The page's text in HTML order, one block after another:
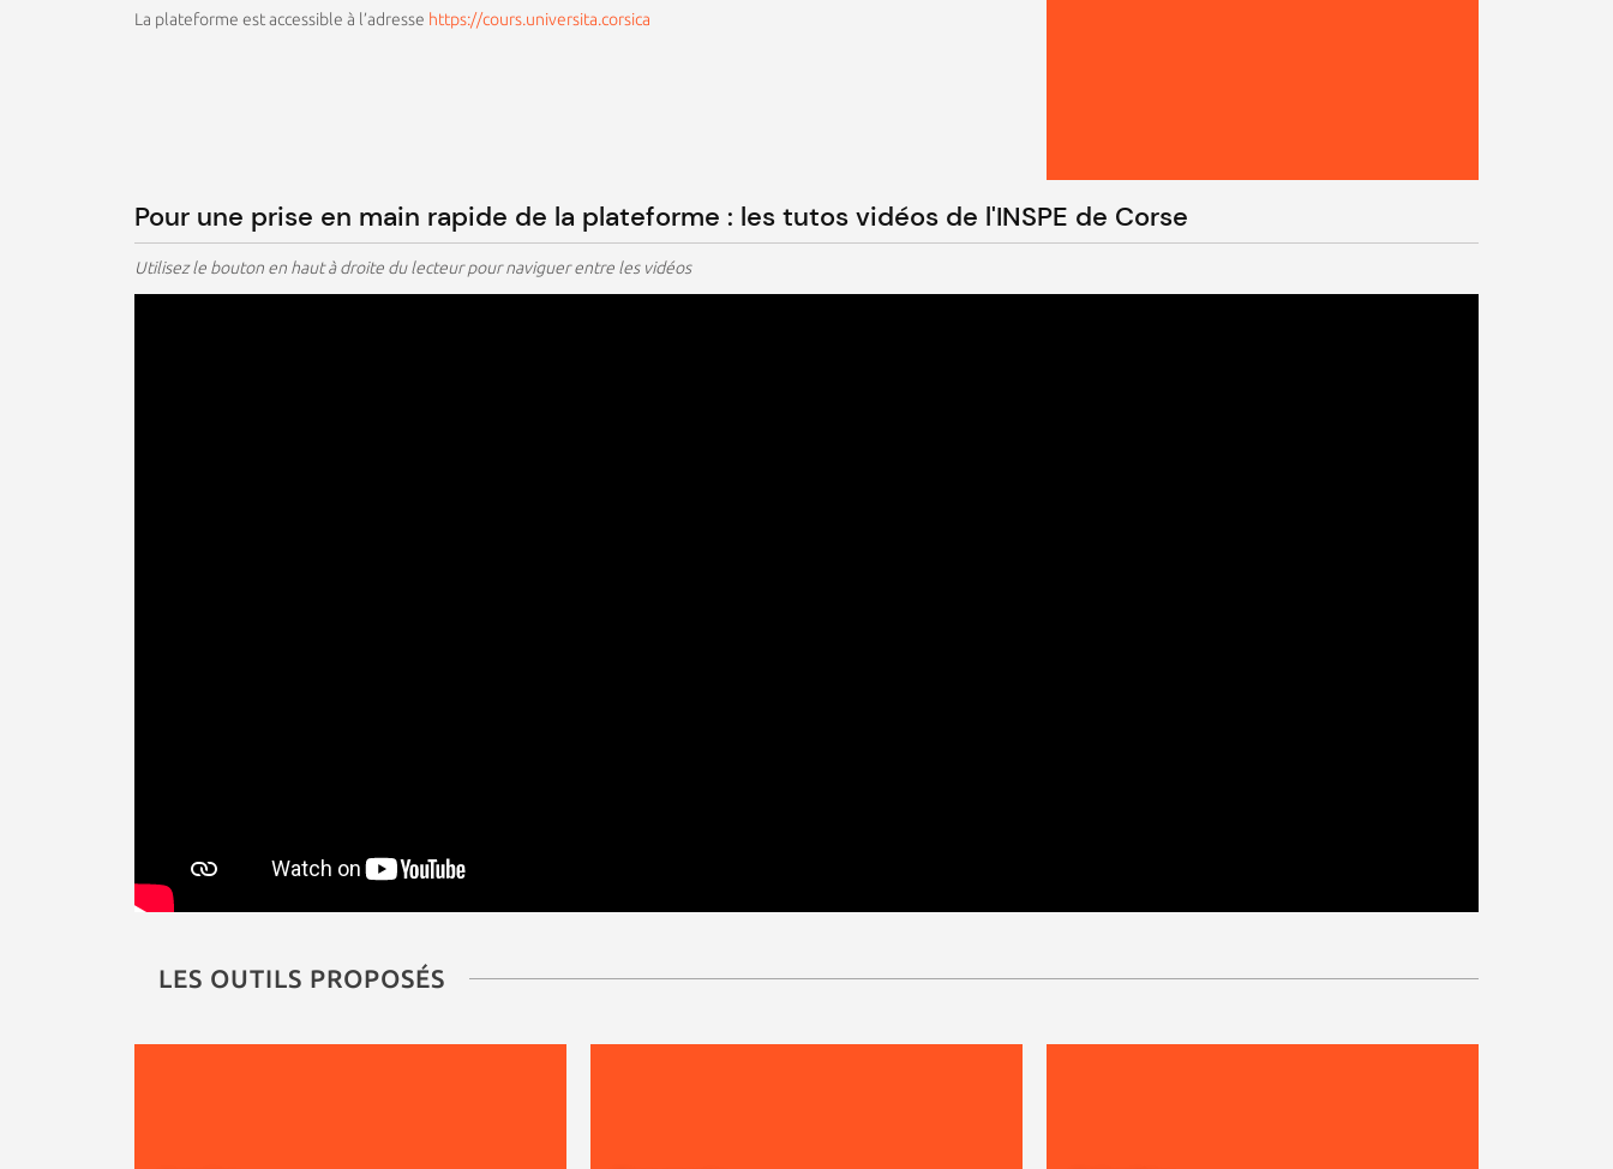
La plateforme est accessible à l’adresse https://cours.universita.corsica
Pour une prise en main rapide de la plateforme : les tutos vidéos de l'INSPE de Corse
Utilisez le bouton en haut à droite du lecteur pour naviguer entre les vidéos
LES OUTILS PROPOSÉS